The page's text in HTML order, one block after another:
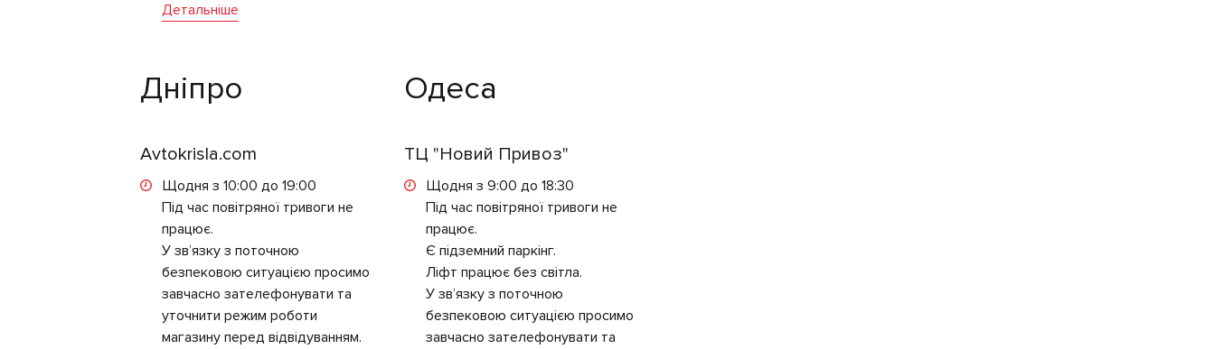
Детальніше
Дніпро
Avtokrisla.com
Щодня з 10:00 до 19:00
Під час повітряної тривоги не
працює.
У зв’язку з поточною
безпековою ситуацією просимо
завчасно зателефонувати та
уточнити режим роботи
магазину перед відвідуванням.
Одеса
ТЦ "Новий Привоз"
Щодня з 9:00 до 18:30
Під час повітряної тривоги не
працює.
Є підземний паркінг.
Ліфт працює без світла.
У зв’язку з поточною
безпековою ситуацією просимо
завчасно зателефонувати та